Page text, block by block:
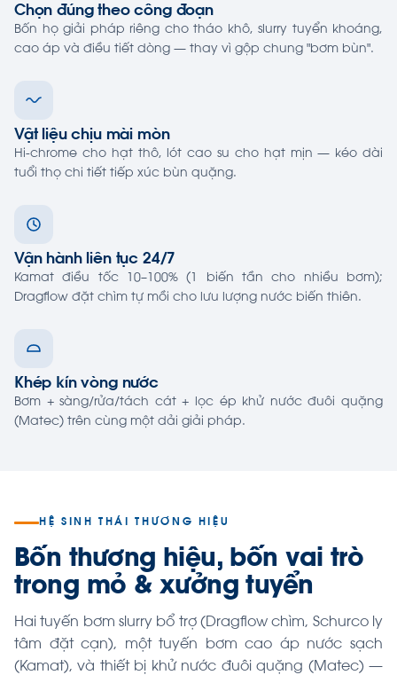
Chọn đúng theo công đoạn
Bốn họ giải pháp riêng cho tháo khô, slurry tuyển khoáng,
cao áp và điều tiết dòng — thay vì gộp chung "bơm bùn".
Vật liệu chịu mài mòn
Hi-chrome cho hạt thô, lót cao su cho hạt mịn — kéo dài
tuổi thọ chi tiết tiếp xúc bùn quặng.
Vận hành liên tục 24/7
Kamat điều tốc 10–100% (1 biến tần cho nhiều bơm);
Dragflow đặt chìm tự mồi cho lưu lượng nước biến thiên.
Khép kín vòng nước
Bơm + sàng/rửa/tách cát + lọc ép khử nước đuôi quặng
(Matec) trên cùng một dải giải pháp.
HỆ SINH THÁI THƯƠNG HIỆU
Bốn thương hiệu, bốn vai trò
trong mỏ & xưởng tuyển
Hai tuyến bơm slurry bổ trợ (Dragflow chìm, Schurco ly
tâm đặt cạn), một tuyến bơm cao áp nước sạch
(Kamat), và thiết bị khử nước đuôi quặng (Matec) —